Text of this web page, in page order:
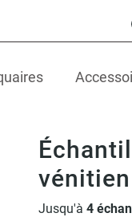
Jusqu'à 4